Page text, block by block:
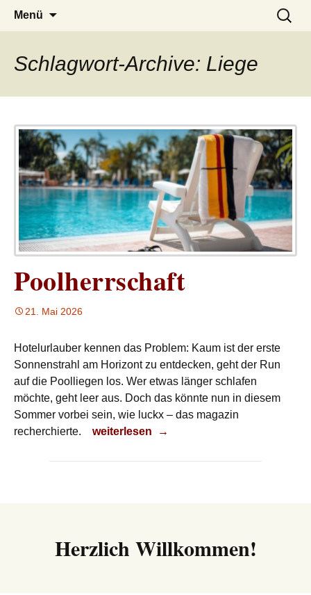
LUCKX
– das Magazin
Menü
Suchen
nach:
Schlagwort-Archive: Liege
Poolherrschaft
21. Mai 2026
Hotelurlauber kennen das Problem: Kaum ist der erste
Sonnenstrahl am Horizont zu entdecken, geht der Run
auf die Poolliegen los. Wer etwas länger schlafen
möchte, geht leer aus. Doch das könnte nun in diesem
Sommer vorbei sein, wie luckx – das magazin
recherchierte.
Poolherrschaft
weiterlesen →
Herzlich Willkommen!